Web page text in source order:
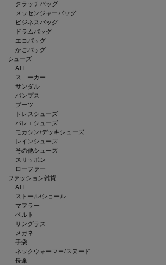
クラッチバッグ
メッセンジャーバッグ
ビジネスバッグ
ドラムバッグ
エコバッグ
かごバッグ
シューズ
ALL
スニーカー
サンダル
パンプス
ブーツ
ドレスシューズ
バレエシューズ
モカシン/デッキシューズ
レインシューズ
その他シューズ
スリッポン
ローファー
ファッション雑貨
ALL
ストール/ショール
マフラー
ベルト
サングラス
メガネ
手袋
ネックウォーマー/スヌード
長傘